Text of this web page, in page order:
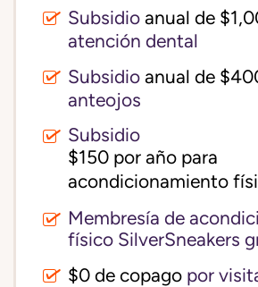
Subsidio anual de
atención dental
Subsidio anual de
anteojos
Subsidio
$150 por año para
acondicionamiento
Membresía de
físico SilverSneakers
$0 de copago por